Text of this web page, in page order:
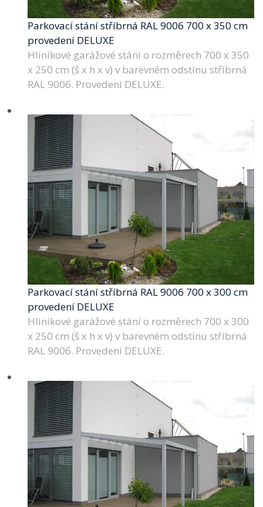
Parkovací stání stříbrná RAL 9006 700 x 350 cm
provedení DELUXE
Hliníkové garážové stání o rozměrech 700 x 350
x 250 cm (š x h x v) v barevném odstínu stříbrná
RAL 9006. Provedení DELUXE.
Parkovací stání stříbrná RAL 9006 700 x 300 cm
provedení DELUXE
Hliníkové garážové stání o rozměrech 700 x 300
x 250 cm (š x h x v) v barevném odstínu stříbrná
RAL 9006. Provedení DELUXE.